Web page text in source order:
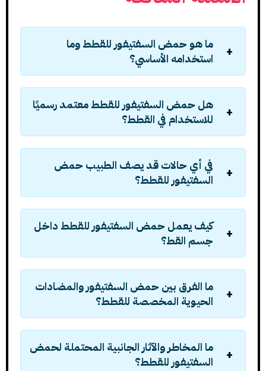
ما هو حمض السفتيفور للقطط وما
استخدامه الأساسي؟
هل حمض السفتيفور للقطط معتمد رسميًا
للاستخدام في القطط؟
في أي حالات قد يصف الطبيب حمض
السفتيفور للقطط؟
كيف يعمل حمض السفتيفور للقطط داخل
جسم القط؟
ما الفرق بين حمض السفتيفور والمضادات
الحيوية المخصصة للقطط؟
ما المخاطر والآثار الجانبية المحتملة لحمض
السفتيفور للقطط؟